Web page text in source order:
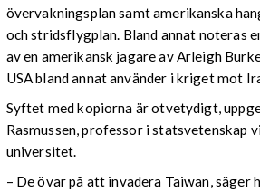
övervakningsplan samt amerikanska
och stridsflygplan. Bland annat noteras
av en amerikansk jagare av Arleigh
USA bland annat använder i kriget mot
Syftet med kopiorna är otvetydigt,
Rasmussen, professor i statsvetenskap
universitet.
– De övar på att invadera Taiwan, säger